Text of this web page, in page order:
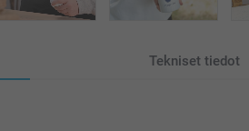
Tekniset tiedot